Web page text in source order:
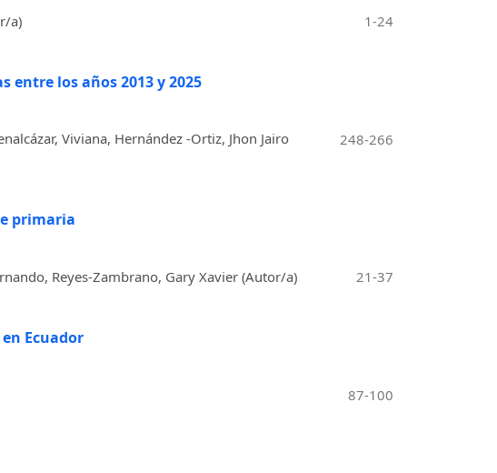
a)
1-24
los años 2013 y 2025
Viviana, Hernández -Ortiz, Jhon Jairo
248-266
primaria
Reyes-Zambrano, Gary Xavier (Autor/a)
21-37
Ecuador
87-100